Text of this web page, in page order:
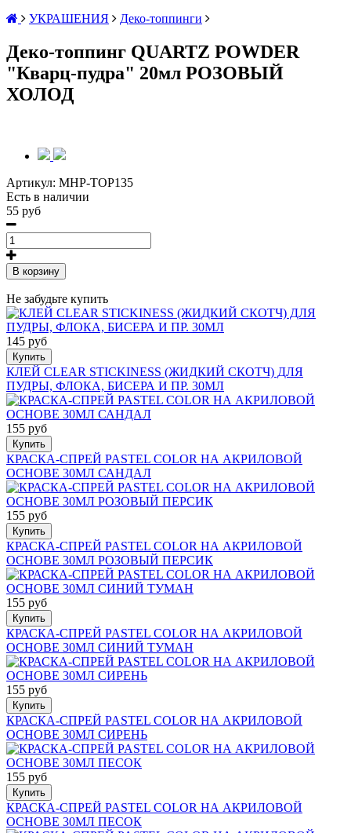
УКРАШЕНИЯ
Деко-топпинги
Деко-топпинг QUARTZ POWDER
"Кварц-пудра" 20мл РОЗОВЫЙ
ХОЛОД
Артикул: MHP-TOP135
Есть в наличии
55 руб
В корзину
Не забудьте купить
145 руб
Купить
КЛЕЙ CLEAR STICKINESS (ЖИДКИЙ СКОТЧ) ДЛЯ
ПУДРЫ, ФЛОКА, БИСЕРА И ПР. 30МЛ
155 руб
Купить
КРАСКА-СПРЕЙ PASTEL COLOR НА АКРИЛОВОЙ
ОСНОВЕ 30МЛ САНДАЛ
155 руб
Купить
КРАСКА-СПРЕЙ PASTEL COLOR НА АКРИЛОВОЙ
ОСНОВЕ 30МЛ РОЗОВЫЙ ПЕРСИК
155 руб
Купить
КРАСКА-СПРЕЙ PASTEL COLOR НА АКРИЛОВОЙ
ОСНОВЕ 30МЛ СИНИЙ ТУМАН
155 руб
Купить
КРАСКА-СПРЕЙ PASTEL COLOR НА АКРИЛОВОЙ
ОСНОВЕ 30МЛ СИРЕНЬ
155 руб
Купить
КРАСКА-СПРЕЙ PASTEL COLOR НА АКРИЛОВОЙ
ОСНОВЕ 30МЛ ПЕСОК